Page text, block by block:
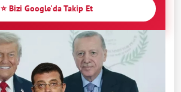
⭐ Bizi Google'da Takip Et